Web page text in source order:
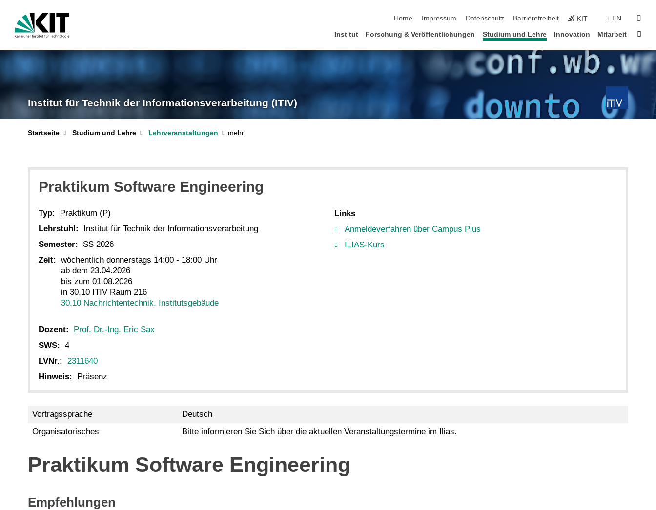
Home
Impressum Datenschutz Barrierefreiheit KIT EN
Institut Forschung & Veröffentlichungen Studium und Lehre Innovation Mitarbeit
Institut für Technik der Informationsverarbeitung (ITIV)
Startseite Studium und Lehre Lehrveranstaltungen
Praktikum Software Engineering
Typ:
Praktikum (P)
Lehrstuhl:
Institut für Technik der Informationsverarbeitung
Semester:
SS 2026
Zeit:
wöchentlich donnerstags 14:00 - 18:00 Uhr
ab dem 23.04.2026
bis zum 01.08.2026
in 30.10 ITIV Raum 216
30.10 Nachrichtentechnik, Institutsgebäude
Dozent:
Prof. Dr.-Ing. Eric Sax
SWS:
4
LVNr.:
2311640
Hinweis:
Präsenz
Links
Anmeldeverfahren über Campus Plus
ILIAS-Kurs
Vortragssprache
Deutsch
Organisatorisches
Bitte informieren Sie Sich über die aktuellen Veranstaltungstermine im Ilias.
Praktikum Software Engineering
Empfehlungen